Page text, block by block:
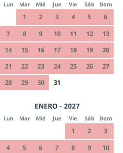
Lun Mar Mié Jue Vie Sáb Dom
1 2 3 4 5
6
7
8 9 10 11 12
13
14
15 16 17 18 19
20
21
22 23 24 25 26
27
28
29 30 31
ENERO - 2027
Lun Mar Mié Jue Vie Sáb Dom
1 2
3
4
5 6 7 8 9
10